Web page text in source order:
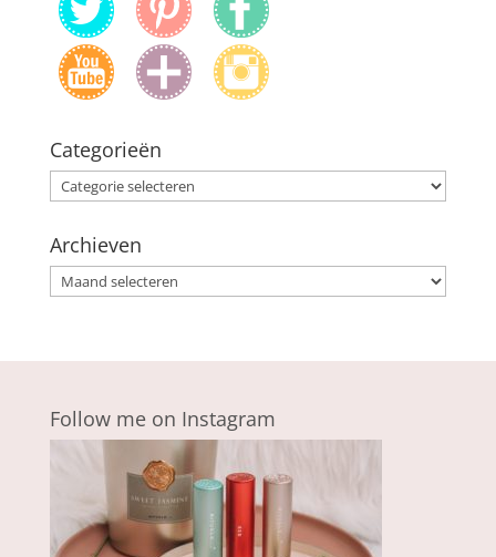
Categorieën
Categorieën
Archieven
Archieven
Follow me on Instagram